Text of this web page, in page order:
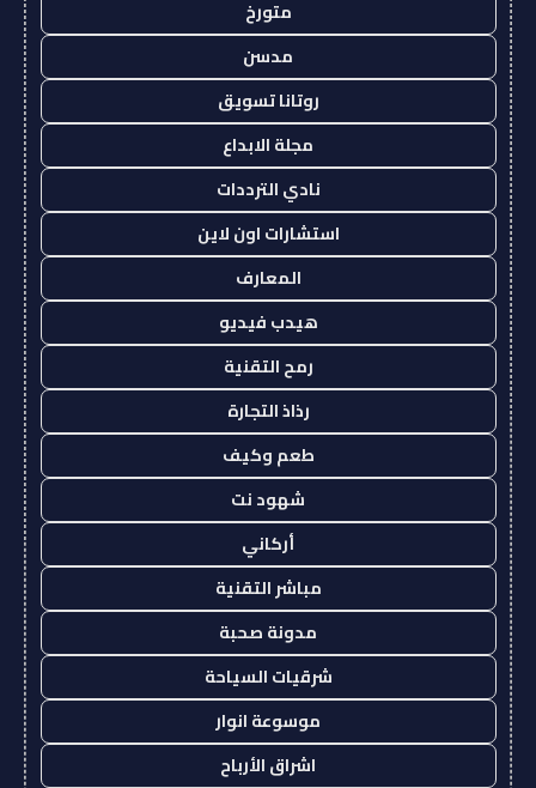
متورخ
مدسن
روتانا تسويق
مجلة الابداع
نادي الترددات
استشارات اون لاين
المعارف
هيدب فيديو
رمح التقنية
رذاذ التجارة
طعم وكيف
شهود نت
أركاني
مباشر التقنية
مدونة صحبة
شرقيات السياحة
موسوعة انوار
اشراق الأرباح